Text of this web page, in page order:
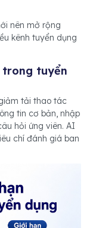
nên mở rộng
kênh tuyển dụng
trong tuyển
tải thao tác
tin cơ bản, nhập
hỏi ứng viên. AI
chí đánh giá ban